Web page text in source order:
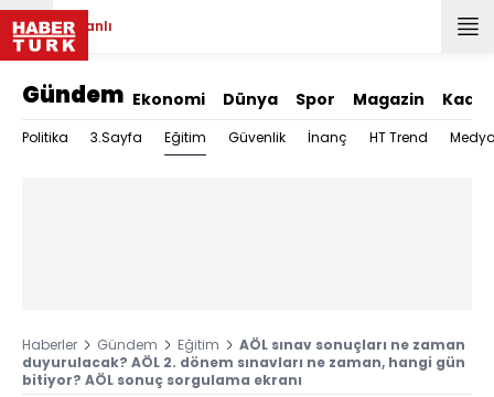
Canlı
Gündem Ekonomi Dünya Spor Magazin Kadın
Politika 3.Sayfa Eğitim Güvenlik İnanç HT Trend
Haberler Gündem Eğitim
AÖL sınav sonuçları ne zaman
duyurulacak? AÖL 2. dönem sınavları ne zaman, hangi gün
bitiyor? AÖL sonuç sorgulama ekranı